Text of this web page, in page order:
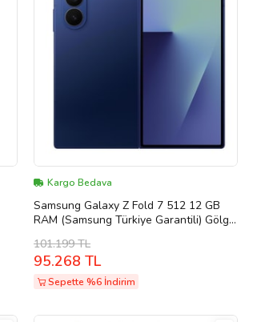
Kargo Bedava
Samsung Galaxy Z Fold 7 512 12 GB
RAM (Samsung Türkiye Garantili) Gölge
101.199 TL
95.268 TL
Sepette %6 İndirim